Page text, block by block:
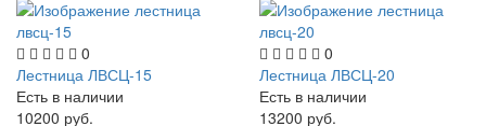
0
Лестница ЛВСЦ-15
Есть в наличии
10200 руб.
0
Лестница ЛВСЦ-20
Есть в наличии
13200 руб.